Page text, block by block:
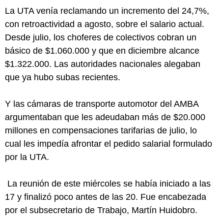
La UTA venía reclamando un incremento del 24,7%,
con retroactividad a agosto, sobre el salario actual.
Desde julio, los choferes de colectivos cobran un
básico de $1.060.000 y que en diciembre alcance
$1.322.000. Las autoridades nacionales alegaban
que ya hubo subas recientes.
Y las cámaras de transporte automotor del AMBA
argumentaban que les adeudaban más de $20.000
millones en compensaciones tarifarias de julio, lo
cual les impedía afrontar el pedido salarial formulado
por la UTA.
La reunión de este miércoles se había iniciado a las
17 y finalizó poco antes de las 20. Fue encabezada
por el subsecretario de Trabajo, Martín Huidobro.